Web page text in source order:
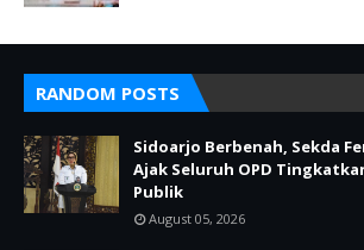
RANDOM POSTS
Sidoarjo Berbenah, Sekda
Ajak Seluruh OPD
Publik
August 05, 2026